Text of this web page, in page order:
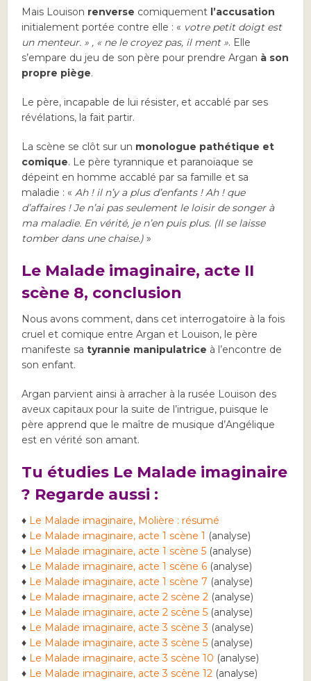
Mais Louison renverse comiquement l’accusation
initialement portée contre elle : « votre petit doigt est
un menteur. » , « ne le croyez pas, il ment ». Elle
s’empare du jeu de son père pour prendre Argan à son
propre piège.
Le père, incapable de lui résister, et accablé par ses
révélations, la fait partir.
La scène se clôt sur un monologue pathétique et
comique. Le père tyrannique et paranoïaque se
dépeint en homme accablé par sa famille et sa
maladie : «Ah ! il n’y a plus d’enfants ! Ah ! que
d’affaires ! Je n’ai pas seulement le loisir de songer à
ma maladie. En vérité, je n’en puis plus. (Il se laisse
tomber dans une chaise.)»
Le Malade imaginaire, acte II
scène 8, conclusion
Nous avons comment, dans cet interrogatoire à la fois
cruel et comique entre Argan et Louison, le père
manifeste satyrannie manipulatrice à l’encontre de
son enfant.
Argan parvient ainsi à arracher à la rusée Louison des
aveux capitaux pour la suite de l’intrigue, puisque le
père apprend que le maître de musique d’Angélique
est en vérité son amant.
Tu étudies Le Malade imaginaire
? Regarde aussi :
♦ Le Malade imaginaire, Molière : résumé
♦ Le Malade imaginaire, acte 1 scène 1 (analyse)
♦ Le Malade imaginaire, acte 1 scène 5 (analyse)
♦ Le Malade imaginaire, acte 1 scène 6 (analyse)
♦ Le Malade imaginaire, acte 1 scène 7 (analyse)
♦ Le Malade imaginaire, acte 2 scène 2 (analyse)
♦ Le Malade imaginaire, acte 2 scène 5 (analyse)
♦ Le Malade imaginaire, acte 3 scène 3 (analyse)
♦ Le Malade imaginaire, acte 3 scène 5 (analyse)
♦ Le Malade imaginaire, acte 3 scène 10 (analyse)
♦ Le Malade imaginaire, acte 3 scène 12 (analyse)